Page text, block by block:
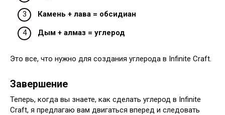
Камень + лава = обсидиан
Дым + алмаз = углерод
Это все, что нужно для создания углерода в Infinite Craft.
Завершение
Теперь, когда вы знаете, как сделать углерод в Infinite
Craft, я предлагаю вам двигаться вперед и следовать